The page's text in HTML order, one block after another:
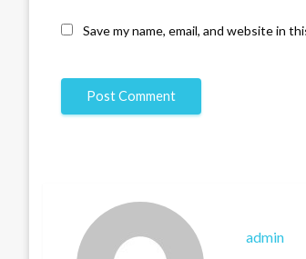
Save my name, email, and website in
admin